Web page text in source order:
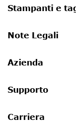
Stampanti e
Note Legali
Azienda
Supporto
Carriera